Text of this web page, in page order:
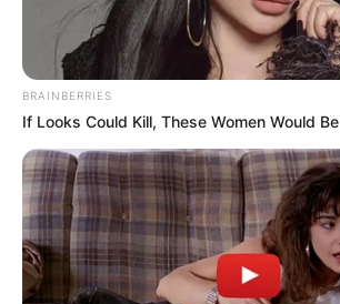
Pick A Ring And Nail Shape To
Darkest Secrets!
BUZZDAY
BRAINBERRIES
If Looks Could Kill, These Women Would